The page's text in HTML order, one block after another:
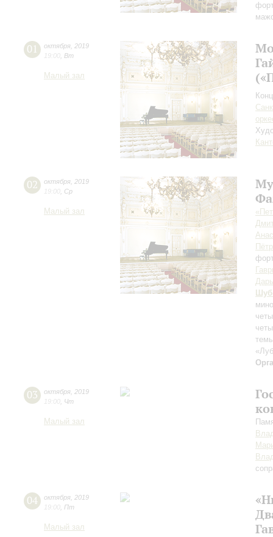
01 октября 2019
19:00 Вт
Малый зал
02 октября 2019
19:00 Ср
Малый зал
03 октября 2019
19:00 Чт
Малый зал
04 октября 2019
19:00 Пт
Малый зал